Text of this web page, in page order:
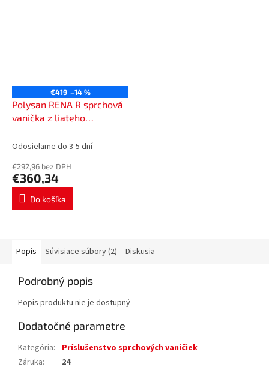
€419 –14 %
Polysan RENA R sprchová
vanička z liateho
120x90cm, R550, pravá, bi
Odosielame do 3-5 dní
€292,96 bez DPH
€360,34
Do košíka
Popis Súvisiace súbory (2) Diskusia
Podrobný popis
Popis produktu nie je dostupný
Dodatočné parametre
Kategória:
Príslušenstvo sprchových vaničiek
Záruka: 24